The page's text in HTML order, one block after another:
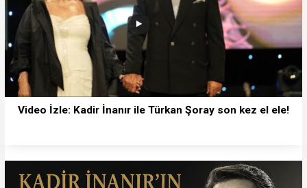
Video İzle: Kadir İnanır ile Türkan Şoray son kez el ele!